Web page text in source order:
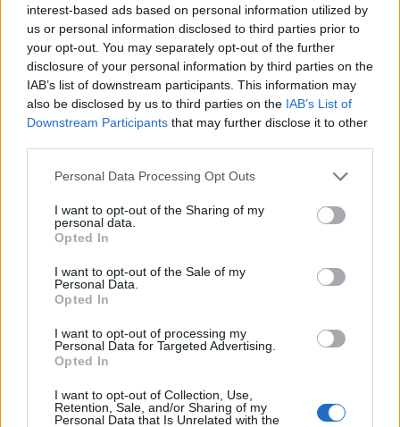
interest-based ads based on personal information utilized by
us or personal information disclosed to third parties prior to
your opt-out. You may separately opt-out of the further
disclosure of your personal information by third parties on the
IAB’s list of downstream participants. This information may
also be disclosed by us to third parties on the IAB’s List of
Downstream Participants that may further disclose it to other
Please note that this website/app uses one or more Google
not limited to your visit or usage behaviour. You may click to
grant or deny consent to Google and its third-party tags to
use your data for below specified purposes in below Google
consent section.
Personal Data Processing Opt Outs
I want to opt-out of the Sharing of my
personal data.
Opted In
I want to opt-out of the Sale of my
Personal Data.
Opted In
I want to opt-out of processing my
Personal Data for Targeted Advertising.
Opted In
I want to opt-out of Collection, Use,
Retention, Sale, and/or Sharing of my
Personal Data that Is Unrelated with the